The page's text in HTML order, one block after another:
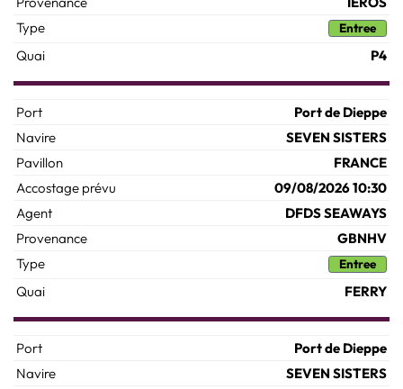
Entree
P4
Port de Dieppe
SEVEN SISTERS
FRANCE
09/08/2026 10:30
DFDS SEAWAYS
GBNHV
Entree
FERRY
Port de Dieppe
SEVEN SISTERS